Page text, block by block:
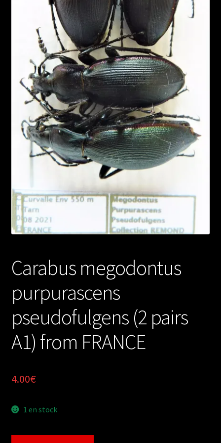
Carabus megodontus
purpurascens
pseudofulgens (2 pairs
A1) from FRANCE
4.00€
1 en stock